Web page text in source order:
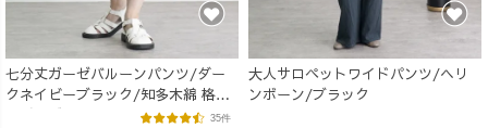
七分丈ガーゼバルーンパンツ/ダー
クネイビーブラック/知多木綿 格子
柄ガーゼ
35件
大人サロペットワイドパンツ/ヘリ
ンボーン/ブラック